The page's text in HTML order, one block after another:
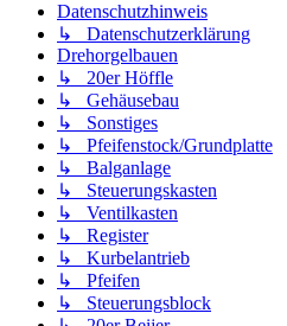
Datenschutzhinweis
↳ Datenschutzerklärung
Drehorgelbauen
↳ 20er Höffle
↳ Gehäusebau
↳ Sonstiges
↳ Pfeifenstock/Grundplatte
↳ Balganlage
↳ Steuerungskasten
↳ Ventilkasten
↳ Register
↳ Kurbelantrieb
↳ Pfeifen
↳ Steuerungsblock